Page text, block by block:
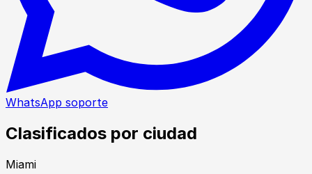
WhatsApp soporte
Clasificados por ciudad
Miami